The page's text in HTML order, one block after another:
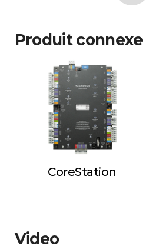
Produit connexe
CoreStation
Video